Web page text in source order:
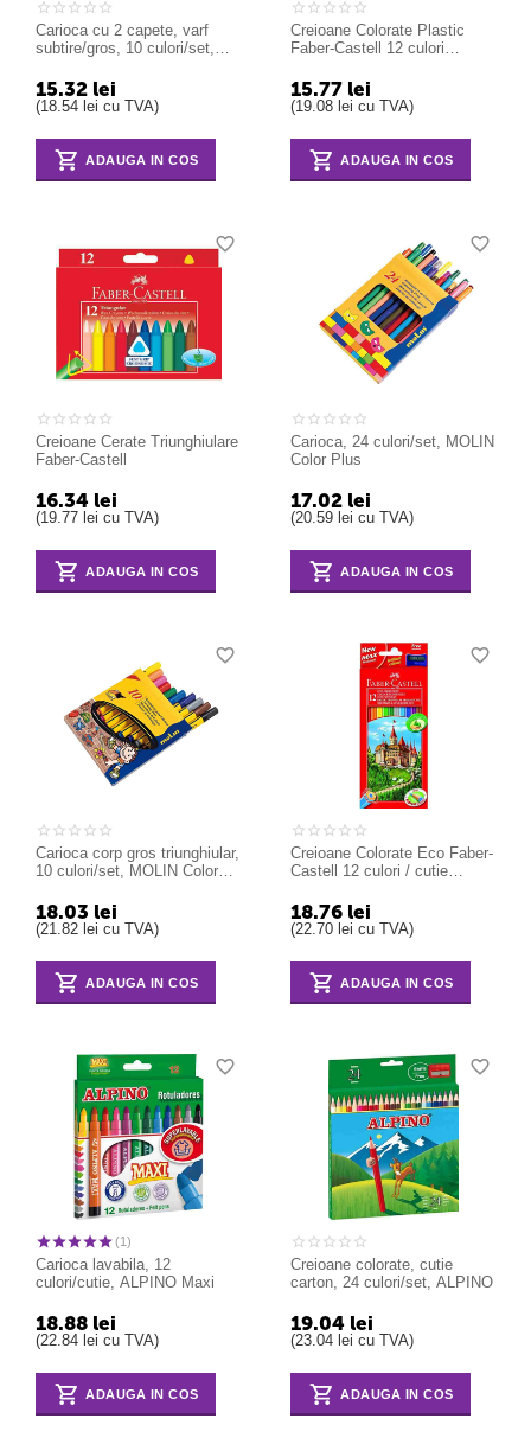
Carioca cu 2 capete, varf
subtire/gros, 10 culori/set,
15.32 lei
(18.54 lei cu TVA)
ADAUGA IN COS
Creioane Colorate Plastic
Faber-Castell 12 culori
15.77 lei
(19.08 lei cu TVA)
ADAUGA IN COS
Creioane Cerate Triunghiulare
Faber-Castell
16.34 lei
(19.77 lei cu TVA)
ADAUGA IN COS
Carioca, 24 culori/set, MOLIN
Color Plus
17.02 lei
(20.59 lei cu TVA)
ADAUGA IN COS
Carioca corp gros triunghiular,
10 culori/set, MOLIN Color
18.03 lei
(21.82 lei cu TVA)
ADAUGA IN COS
Creioane Colorate Eco Faber-
Castell 12 culori / cutie
18.76 lei
(22.70 lei cu TVA)
ADAUGA IN COS
(1)
Carioca lavabila, 12
culori/cutie, ALPINO Maxi
18.88 lei
(22.84 lei cu TVA)
ADAUGA IN COS
Creioane colorate, cutie
carton, 24 culori/set, ALPINO
19.04 lei
(23.04 lei cu TVA)
ADAUGA IN COS